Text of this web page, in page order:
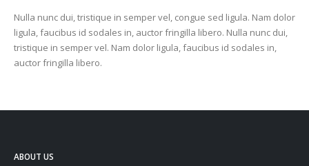
Nulla nunc dui, tristique in semper vel, congue sed ligula. Nam dolor
ligula, faucibus id sodales in, auctor fringilla libero. Nulla nunc dui,
tristique in semper vel. Nam dolor ligula, faucibus id sodales in,
auctor fringilla libero.
ABOUT US